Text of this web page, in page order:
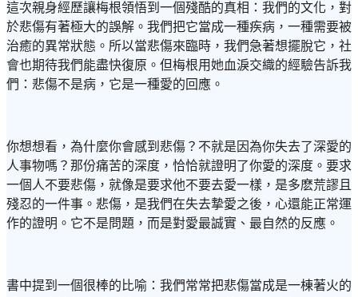
這次親身經歷讓梅根領悟到一個殘酷的真相：我們的文化，對
於悲傷有著極大的誤解。我們把它當成一種疾病，一種需要被
治癒的異常狀態。所以當悲傷來臨時，我們急著想擺脫它，社
會也期待我們能盡快復原。但梅根用她血淚交織的經驗告訴我
們：悲傷不是病，它是一種愛的回應。
你想想看，為什麼你會感到悲傷？不就是因為你失去了深愛的
人事物嗎？那份痛苦的深度，恰恰就證明了你愛的深度。要求
一個人不要悲傷，就像是要求他不要去愛一樣，是多麽荒謬且
殘忍的一件事。悲傷，是我們在失去摯愛之後，心還能正常運
作的證明。它不是問題，而是對愛最誠實、最自然的反應。
書中提到一個很棒的比喻：我們常常把悲傷當成是一棟著火的